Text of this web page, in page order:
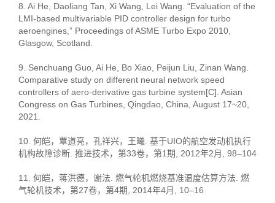
8. Ai He, Daoliang Tan, Xi Wang, Lei Wang. “Evaluation of the
LMI-based multivariable PID controller design for turbo
aeroengines,” Proceedings of ASME Turbo Expo 2010,
Glasgow, Scotland.
9. Senchuang Guo, Ai He, Bo Xiao, Peijun Liu, Zinan Wang.
Comparative study on different neural network speed
controllers of aero-derivative gas turbine system[C]. Asian
Congress on Gas Turbines, Qingdao, China, August 17~20,
2021.
10. 何皑，覃道亮，孔祥兴，王曦. 基于UIO的航空发动机执行
机构故障诊断. 推进技术，第33卷，第1期, 2012年2月, 98–104
11. 何皑，蒋洪德，谢法. 燃气轮机燃烧基准温度估算方法. 燃
气轮机技术，第27卷，第4期, 2014年4月, 10–16